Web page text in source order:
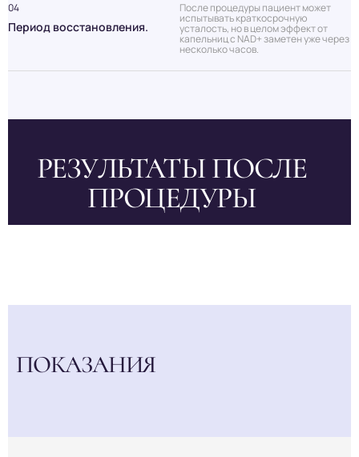
Период восстановления.
После процедуры пациент может
испытывать краткосрочную
усталость, но в целом эффект от
капельниц с NAD+ заметен уже через
несколько часов.
04
РЕЗУЛЬТАТЫ ПОСЛЕ
ПРОЦЕДУРЫ
ПОКАЗАНИЯ